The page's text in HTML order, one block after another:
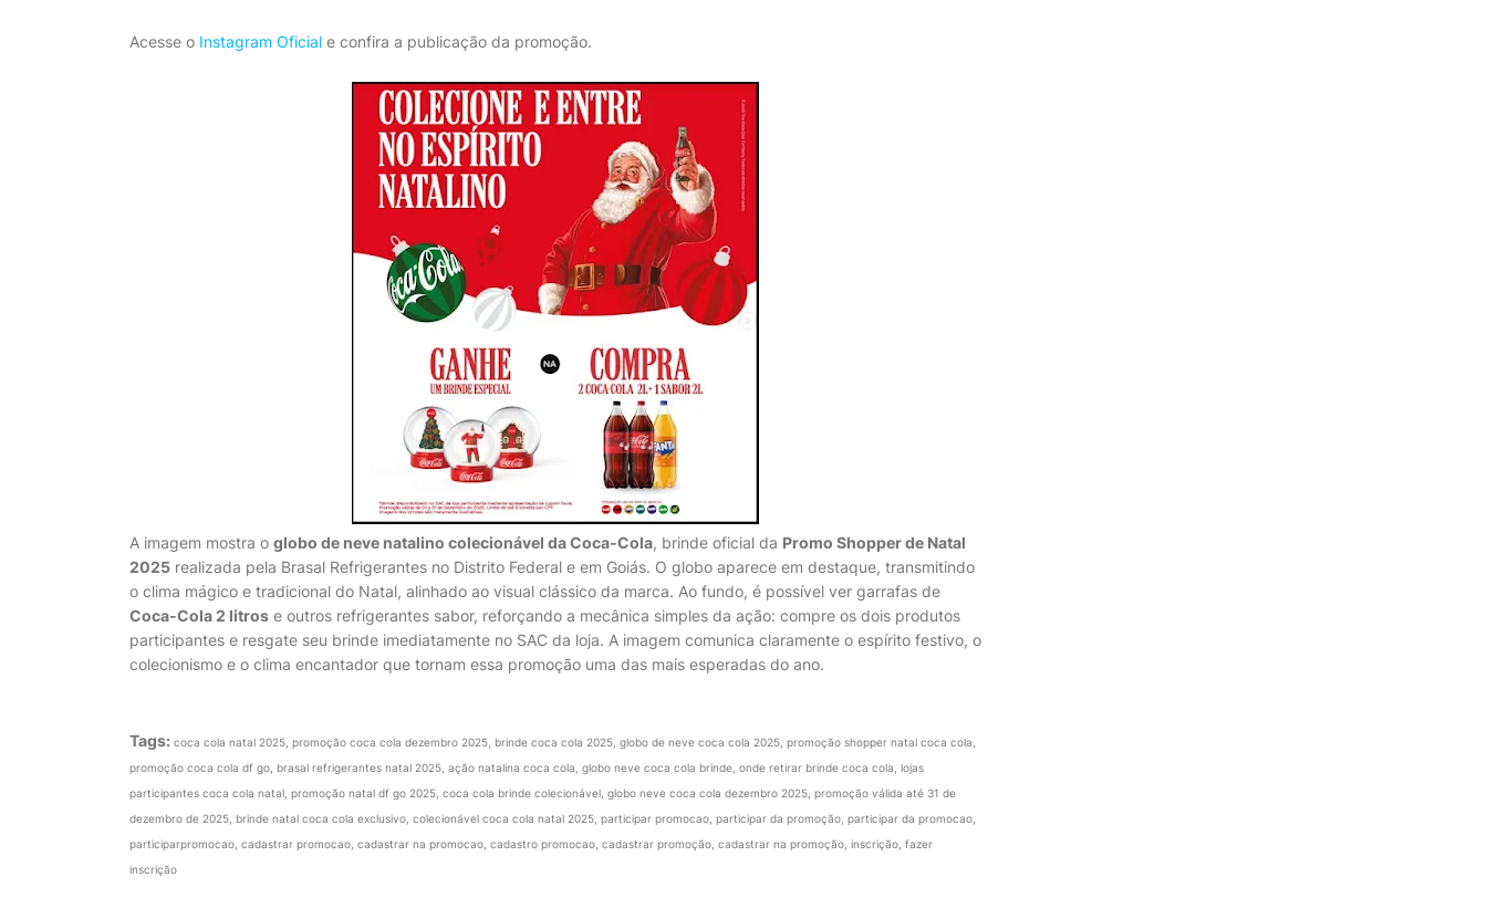
Acesse o Instagram Oficial e confira a publicação da promoção.
A imagem mostra o globo de neve natalino colecionável da Coca-Cola, brinde oficial da Promo Shopper de Natal
2025 realizada pela Brasal Refrigerantes no Distrito Federal e em Goiás. O globo aparece em destaque, transmitindo
o clima mágico e tradicional do Natal, alinhado ao visual clássico da marca. Ao fundo, é possível ver garrafas de
Coca-Cola 2 litros e outros refrigerantes sabor, reforçando a mecânica simples da ação: compre os dois produtos
participantes e resgate seu brinde imediatamente no SAC da loja. A imagem comunica claramente o espírito festivo, o
colecionismo e o clima encantador que tornam essa promoção uma das mais esperadas do ano.
Tags: coca cola natal 2025, promoção coca cola dezembro 2025, brinde coca cola 2025, globo de neve coca cola 2025, promoção shopper natal coca cola,
promoção coca cola df go, brasal refrigerantes natal 2025, ação natalina coca cola, globo neve coca cola brinde, onde retirar brinde coca cola, lojas
participantes coca cola natal, promoção natal df go 2025, coca cola brinde colecionável, globo neve coca cola dezembro 2025, promoção válida até 31 de
dezembro de 2025, brinde natal coca cola exclusivo, colecionável coca cola natal 2025, participar promocao, participar da promoção, participar da promocao,
participarpromocao, cadastrar promocao, cadastrar na promocao, cadastro promocao, cadastrar promoção, cadastrar na promoção, inscrição, fazer
inscrição